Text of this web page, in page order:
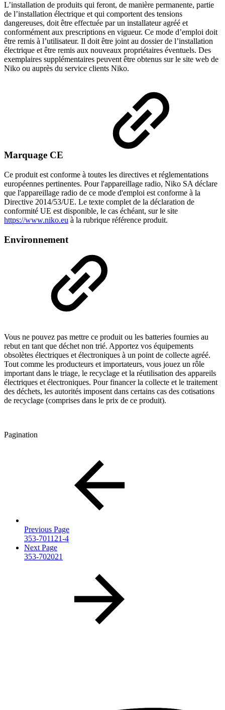
L’installation de produits qui feront, de manière permanente, partie
de l’installation électrique et qui comportent des tensions
dangereuses, doit être effectuée par un installateur agréé et
conformément aux prescriptions en vigueur. Ce mode d’emploi doit
être remis à l’utilisateur. Il doit être joint au dossier de l’installation
électrique et être remis aux nouveaux propriétaires éventuels. Des
exemplaires supplémentaires peuvent être obtenus sur le site web de
Niko ou auprès du service clients Niko.
Marquage CE
Ce produit est conforme à toutes les directives et réglementations
européennes pertinentes. Pour l'appareillage radio, Niko SA déclare
que l'appareillage radio de ce mode d'emploi est conforme à la
Directive 2014/53/UE. Le texte complet de la déclaration de
conformité UE est disponible, le cas échéant, sur le site
https://www.niko.eu à la rubrique référence produit.
Environnement
Vous ne pouvez pas mettre ce produit ou les batteries fournies au
rebut en tant que déchet non trié. Apportez vos équipements
obsolètes électriques et électroniques à un point de collecte agréé.
Tout comme les producteurs et importateurs, vous jouez un rôle
important dans le triage, le recyclage et la réutilisation des appareils
électriques et électroniques. Pour financer la collecte et le traitement
des déchets, les autorités imposent dans certains cas des cotisations
de recyclage (comprises dans le prix de ce produit).
Pagination
Previous Page
353-701121-4
Next Page
353-702021